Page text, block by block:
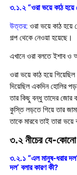
৩.১.২ “ওরা ভয়ে কাঠ হয়ে
উত্তর: ওরা ভয়ে কাঠ হয়ে
গল্প থেকে নেওয়া হয়েছে।
এখানে ওরা বলতে ইশাব ও
ওরা ভয়ে কাঠ হয়ে
দিয়েছিল একদিন হোলির
তার কিছু বন্ধু তাদের জোর
কুস্তি লড়তে গিয়ে তার
তাকে মারবে তাই তারা ভয়ে
৩.২ নীচের যে-
৩.২.১ “এল মানুষ-ধরার
দল’ বলার কারণ কী?